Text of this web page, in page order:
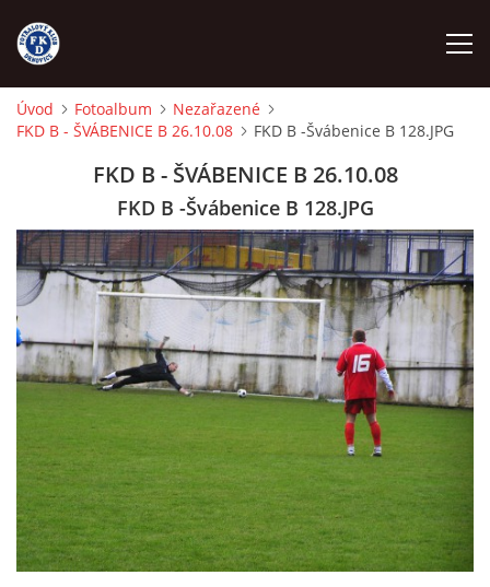
ÚVOD
FKD A
FKD B
STARŠÍ DOROST
STARŠÍ ŽÁCI
MLADŠÍ ŽÁCI
Úvod Fotoalbum
Nezařazené
FKD B - ŠVÁBENICE B 26.10.08
FKD B -Švábenice B 128.JPG
FKD B - ŠVÁBENICE B 26.10.08
FKD B -Švábenice B 128.JPG